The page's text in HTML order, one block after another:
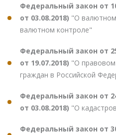
Федеральный закон от
от 03.08.2018) "О валютном
валютном контроле"
Федеральный закон от
от 19.07.2018) "О
граждан в Российской
Федеральный закон от
от 03.08.2018) "О
Федеральный закон от